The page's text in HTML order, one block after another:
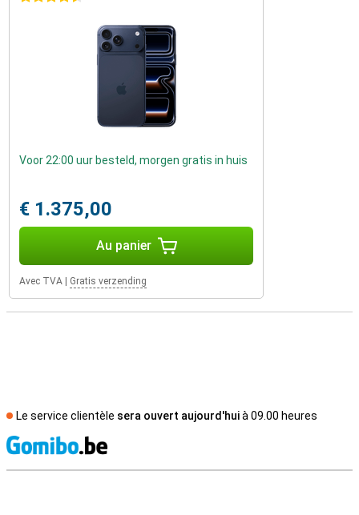
Voor 22:00 uur besteld, morgen gratis in huis
€ 1.375,00
Au panier
Avec TVA Gratis verzending
Le service clientèle sera ouvert aujourd'huià 09.00 heures